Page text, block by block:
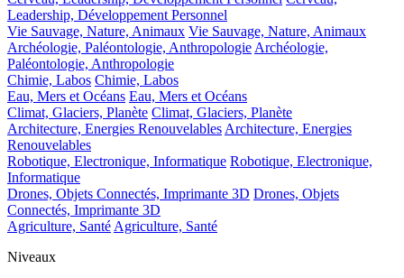
Leadership, Développement Personnel
Vie Sauvage, Nature, Animaux Vie Sauvage, Nature, Animaux
Archéologie, Paléontologie, Anthropologie Archéologie,
Paléontologie, Anthropologie
Chimie, Labos Chimie, Labos
Eau, Mers et Océans Eau, Mers et Océans
Climat, Glaciers, Planète Climat, Glaciers, Planète
Architecture, Energies Renouvelables Architecture, Energies
Renouvelables
Robotique, Electronique, Informatique Robotique, Electronique,
Informatique
Drones, Objets Connectés, Imprimante 3D Drones, Objets
Connectés, Imprimante 3D
Agriculture, Santé Agriculture, Santé
Niveaux